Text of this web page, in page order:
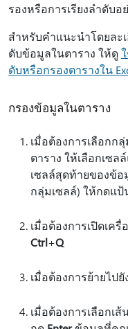
รองหรือการเรียงลําดับอ
สําหรับคําแนะนําโดยละ
ดับข้อมูลในตาราง ให้ดู
ดับหรือกรองตารางใน
กรองข้อมูลในตาราง
เมื่อต้องการเลือกก
ตาราง ให้เลือกเซล
เซลล์สุดท้ายของข้อ
กลุ่มเซลล์) ให้กดแป้
เมื่อต้องการเปิดเค
Ctrl+Q
เมื่อต้องการย้ายไป
เมื่อต้องการเลือกเส้